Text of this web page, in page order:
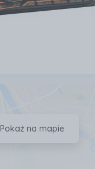
Pokaż na mapie